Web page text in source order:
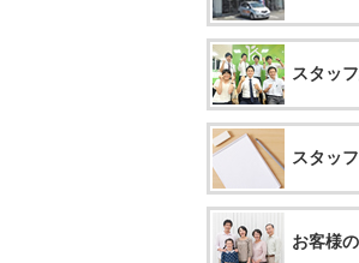
スタッ
スタッ
お客様